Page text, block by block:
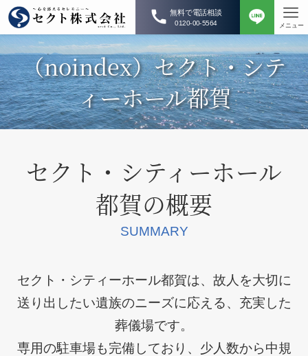
無料で電話相談
0120-00-5564 メニュー
（noindex）セクト・シテ
ィーホール都賀
セクト・シティーホール
都賀の概要
SUMMARY
セクト・シティーホール都賀は、故人を大切に
送り出したい遺族のニーズに応える、充実した
葬儀場です。
専用の駐車場も完備しており、少人数から中規